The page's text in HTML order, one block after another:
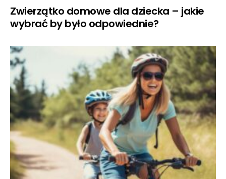
Zwierzątko domowe dla dziecka – jakie
wybrać by było odpowiednie?